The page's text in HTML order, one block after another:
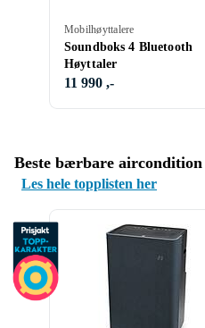
Mobilhøyttalere
Soundboks 4 Bluetooth
Høyttaler
11 990 ,-
Beste bærbare aircondition
Les hele topplisten her